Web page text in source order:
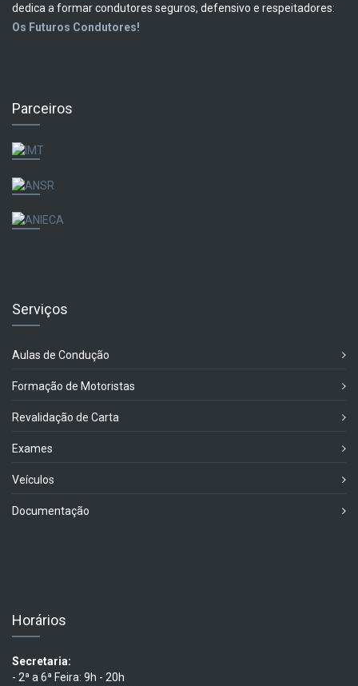
dedica a formar condutores seguros, defensivo e respeitadores:
Os Futuros Condutores!
Parceiros
Serviços
Aulas de Condução
Formação de Motoristas
Revalidação de Carta
Exames
Veículos
Documentação
Horários
Secretaria:
- 2ª a 6ª Feira: 9h - 20h